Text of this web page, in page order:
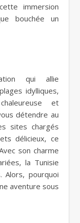
immersion
bouchée un
qui allie
idylliques,
et
détendre au
sites chargés
délicieux, ce
son charme
la Tunisie
Alors, pourquoi
aventure sous